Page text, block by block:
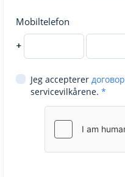
Mobiltelefon
+
Jeg accepterer
servicevilkårene. *